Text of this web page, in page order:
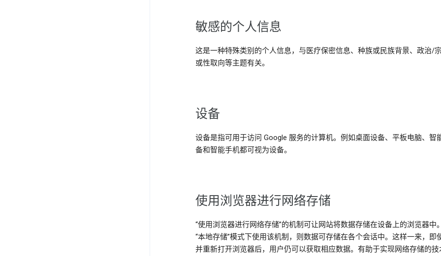
敏感的个人信息
这是一种特殊类别的个人信息，与医疗保密信息、种族或民族背景、政治/
或性取向等主题有关。
设备
设备是指可用于访问 Google 服务的计算机。例如桌面设备、平板电脑、智
备和智能手机都可视为设备。
使用浏览器进行网络存储
“使用浏览器进行网络存储”的机制可让网站将数据存储在设备上的浏览器中
“本地存储”模式下使用该机制，则数据可存储在各个会话中。这样一来，即
并重新打开浏览器后，用户仍可以获取相应数据。有助于实现网络存储的技